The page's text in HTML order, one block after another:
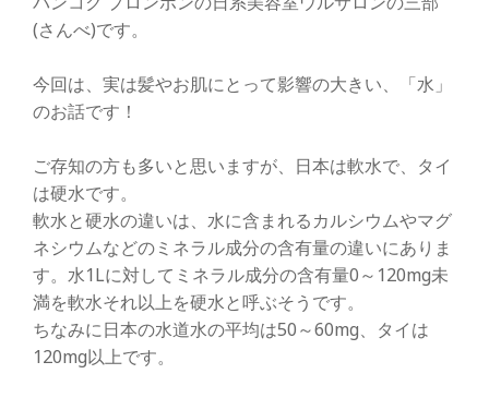
(さんべ)です。
今回は、実は髪やお肌にとって影響の大きい、「水」
のお話です！
ご存知の方も多いと思いますが、日本は軟水で、タイ
は硬水です。
軟水と硬水の違いは、水に含まれるカルシウムやマグ
ネシウムなどのミネラル成分の含有量の違いにありま
す。水1Lに対してミネラル成分の含有量0～120mg未
満を軟水それ以上を硬水と呼ぶそうです。
ちなみに日本の水道水の平均は50～60mg、タイは
120mg以上です。